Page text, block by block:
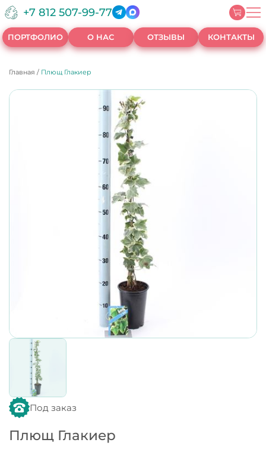
+7 812 507-99-77
ПОРТФОЛИО О НАС ОТЗЫВЫ КОНТАКТЫ
Главная / Плющ Глакиер
Под заказ
Плющ Глакиер